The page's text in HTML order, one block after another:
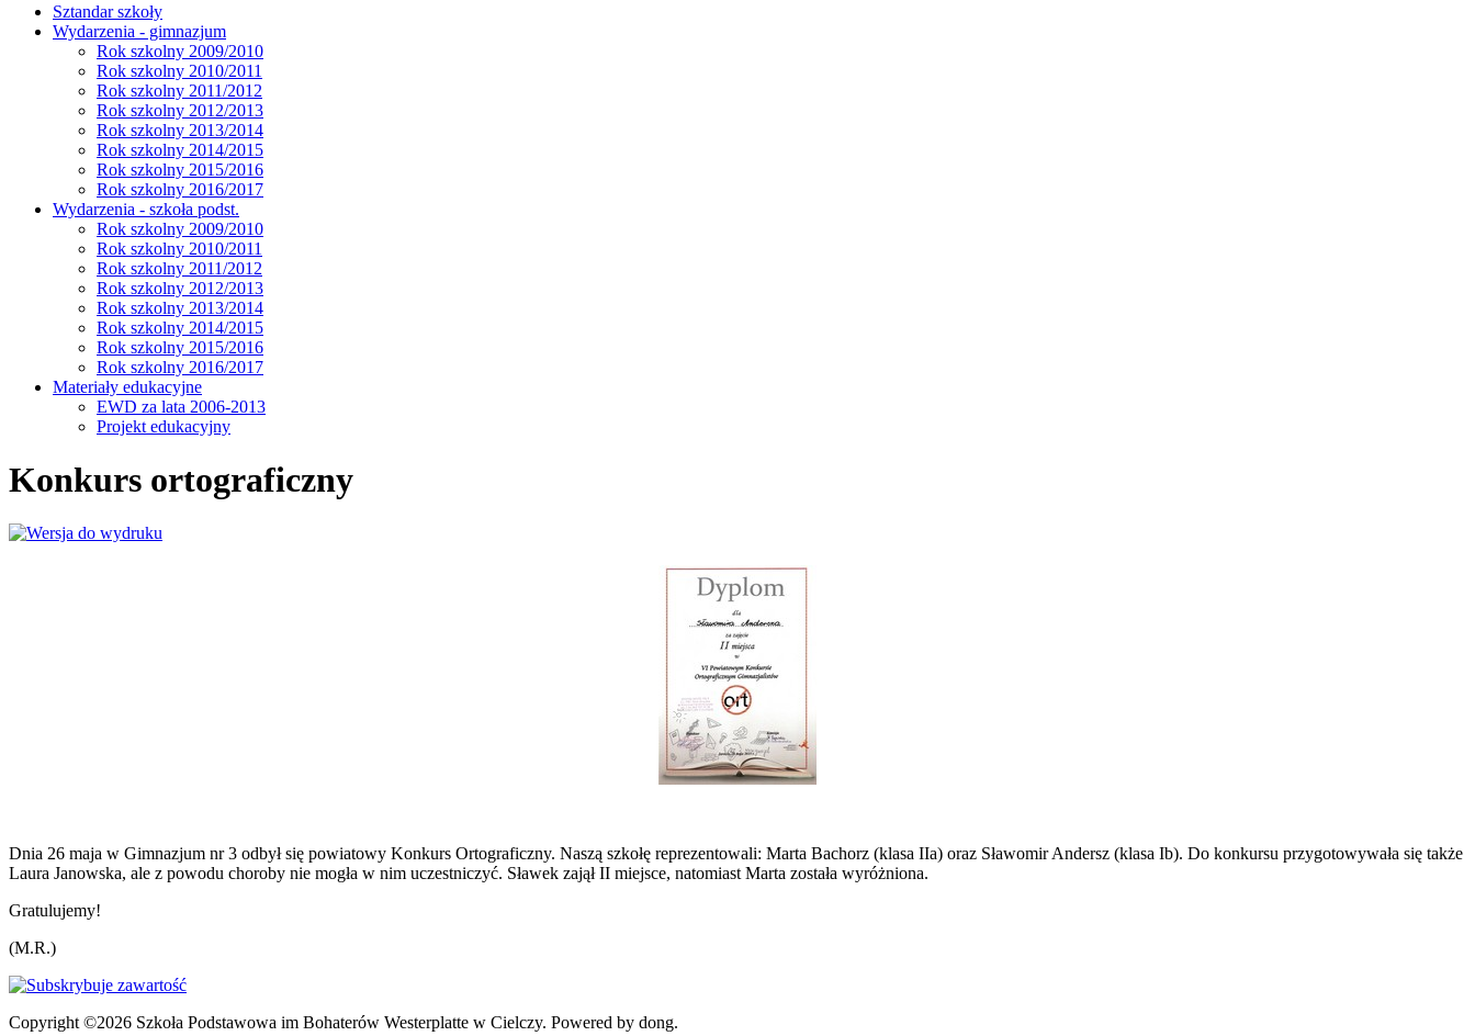
Sztandar szkoły
Wydarzenia - gimnazjum
Rok szkolny 2009/2010
Rok szkolny 2010/2011
Rok szkolny 2011/2012
Rok szkolny 2012/2013
Rok szkolny 2013/2014
Rok szkolny 2014/2015
Rok szkolny 2015/2016
Rok szkolny 2016/2017
Wydarzenia - szkoła podst.
Rok szkolny 2009/2010
Rok szkolny 2010/2011
Rok szkolny 2011/2012
Rok szkolny 2012/2013
Rok szkolny 2013/2014
Rok szkolny 2014/2015
Rok szkolny 2015/2016
Rok szkolny 2016/2017
Materiały edukacyjne
EWD za lata 2006-2013
Projekt edukacyjny
Konkurs ortograficzny
Dnia 26 maja w Gimnazjum nr 3 odbył się powiatowy Konkurs Ortograficzny. Naszą szkołę reprezentowali: Marta Bachorz (klasa IIa) oraz Sławomir Andersz (klasa Ib). Do konkursu przygotowywała się także
Laura Janowska, ale z powodu choroby nie mogła w nim uczestniczyć. Sławek zajął II miejsce, natomiast Marta została wyróżniona.
Gratulujemy!
(M.R.)
Copyright ©2026 Szkoła Podstawowa im Bohaterów Westerplatte w Cielczy. Powered by dong.